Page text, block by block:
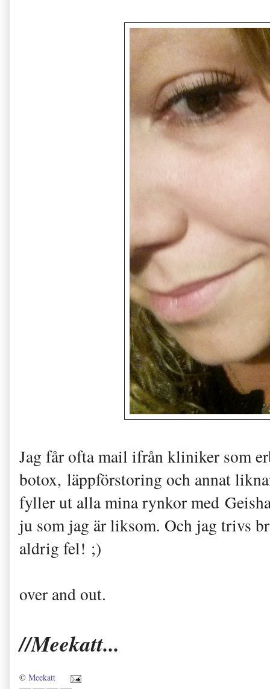
Jag får ofta mail ifrån kliniker som
botox, läppförstoring och annat
fyller ut alla mina rynkor med
ju som jag är liksom. Och jag trivs
aldrig fel! ;)
over and out.
//Meekatt...
© Meekatt